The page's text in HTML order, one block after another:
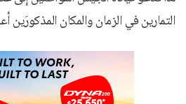
التمارين في الزمان والمكان المذكورَين